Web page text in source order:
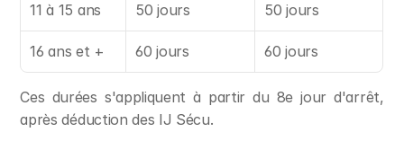
11 à 15 ans 50 jours 50 jours
16 ans et + 60 jours 60 jours
Ces durées s'appliquent à partir du 8e jour d'arrêt,
après déduction des IJ Sécu.